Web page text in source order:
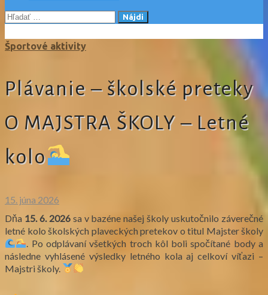
Hľadať:
Športové aktivity
Plávanie – školské preteky
O MAJSTRA ŠKOLY – Letné
kolo
15. júna 2026
Dňa 15. 6. 2026sa v bazéne našej školy uskutočnilo záverečné
letné kolo školských plaveckých pretekov o titul Majster školy
. Po odplávaní všetkých troch kôl boli spočítané body a
následne vyhlásené výsledky letného kola aj celkoví víťazi –
Majstri školy.